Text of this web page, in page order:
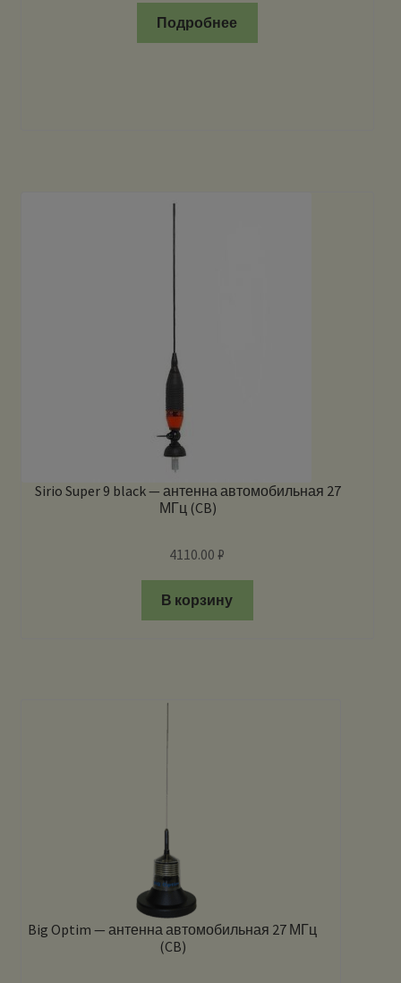
Подробнее
Sirio Super 9 black — антенна автомобильная 27
МГц (CB)
4110.00₽
В корзину
Big Optim — антенна автомобильная 27 МГц
(CB)